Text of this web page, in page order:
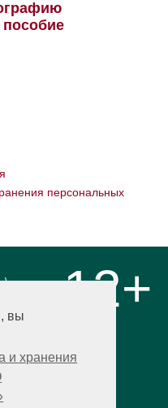
вы
и хранения
персональных
\
12+